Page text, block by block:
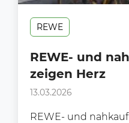
REWE
REWE- und
zeigen Herz
13.03.2026
REWE- und